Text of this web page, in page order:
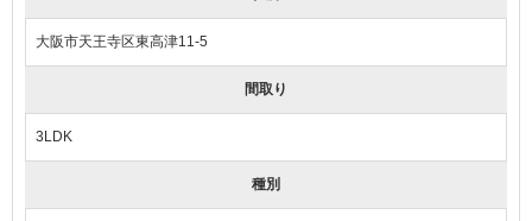
大阪市天王寺区東高津11-5
間取り
3LDK
種別